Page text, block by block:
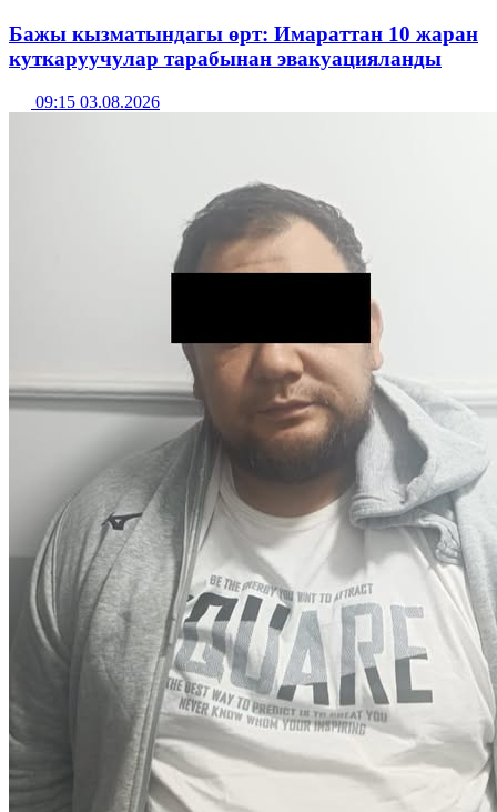
Бажы кызматындагы өрт: Имараттан 10 жаран
куткаруучулар тарабынан эвакуацияланды
09:15 03.08.2026